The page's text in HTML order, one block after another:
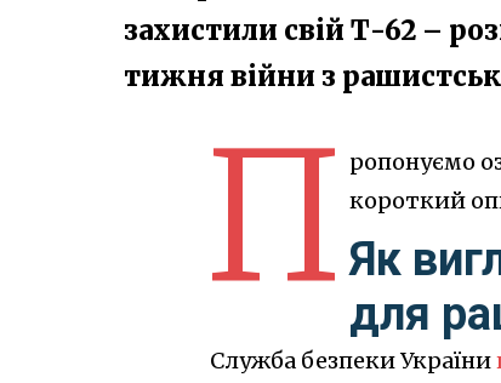
захистили свій Т-62 –
тижня війни з
П ропонуємо
короткий
Як
для
Служба безпеки України